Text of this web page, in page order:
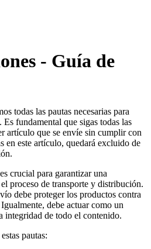
- Guía de
todas las pautas necesarias para
fundamental que sigas todas las
artículo que se envíe sin cumplir con
en este artículo, quedará excluido de
crucial para garantizar una
proceso de transporte y distribución.
debe proteger los productos contra
debe actuar como un
integridad de todo el contenido.
pautas: